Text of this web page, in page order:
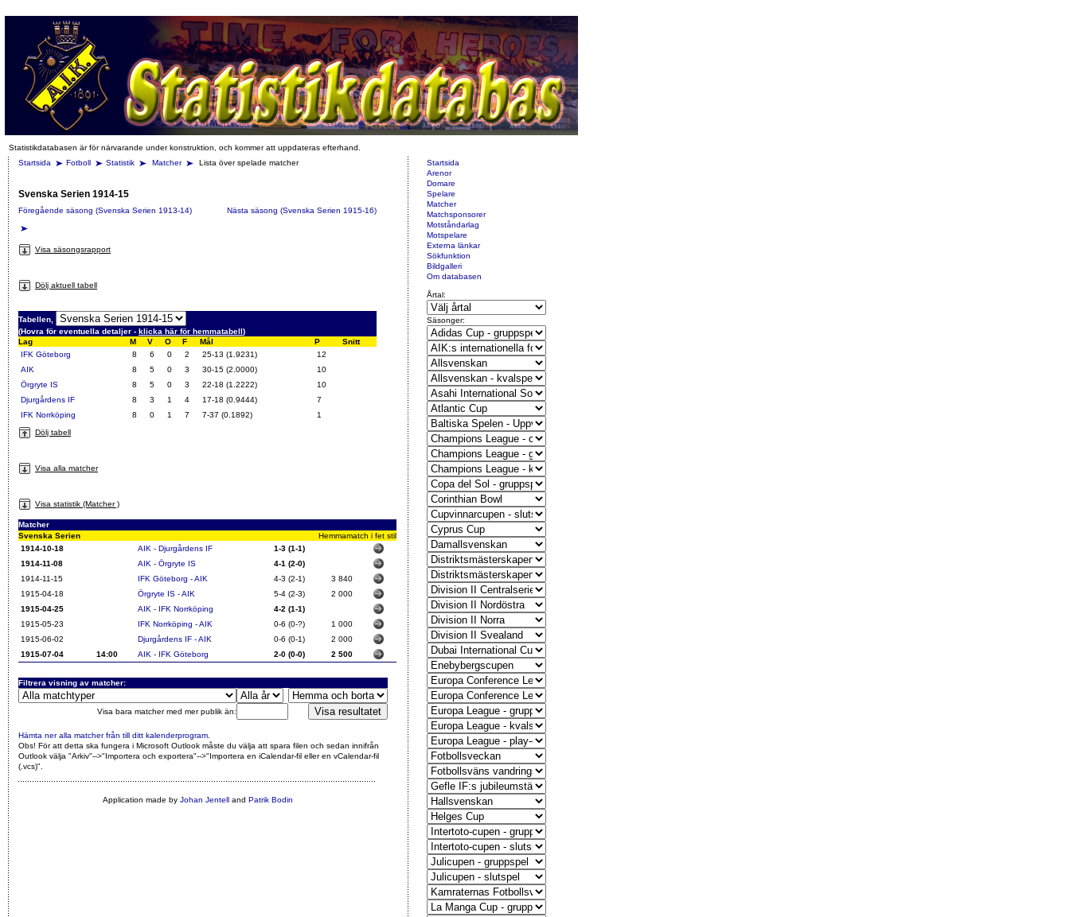
Statistikdatabasen är för närvarande under konstruktion, och kommer att uppdateras efterhand.
Startsida
Fotboll Statistik Matcher Lista över spelade matcher
Svenska Serien 1914-15
Föregående säsong (Svenska Serien 1913-14) Nästa säsong (Svenska Serien 1915-16)
Visa säsongsrapport
Dölj aktuell tabell
Tabellen,
(Hovra för eventuella detaljer - klicka här för hemmatabell)
Lag
M V O F Mål P
Snitt
IFK Göteborg
8 6 0 2 25-13 (1.9231)
12
AIK
8 5 0 3 30-15 (2.0000)
10
Örgryte IS
8 5 0 3 22-18 (1.2222)
10
Djurgårdens IF
8 3 1 4 17-18 (0.9444)
7
IFK Norrköping
8 0 1 7 7-37 (0.1892)
1
Dölj tabell
Visa alla matcher
Visa statistik (Matcher )
Matcher
Svenska Serien
Hemmamatch i fet stil
1914-10-18
AIK - Djurgårdens IF
1-3 (1-1)
1914-11-08
AIK - Örgryte IS
4-1 (2-0)
1914-11-15
IFK Göteborg - AIK 4-3 (2-1)
3 840
1915-04-18
Örgryte IS - AIK 5-4 (2-3)
2 000
1915-04-25
AIK - IFK Norrköping
4-2 (1-1)
1915-05-23
IFK Norrköping - AIK 0-6 (0-?)
1 000
1915-06-02
Djurgårdens IF - AIK 0-6 (0-1)
2 000
1915-07-04
14:00 AIK - IFK Göteborg 2-0 (0-0) 2 500
Filtrera visning av matcher:
Visa bara matcher med mer publik än:
Hämta ner alla matcher från till ditt kalenderprogram
Obs! För att detta ska fungera i Microsoft Outlook måste du välja att spara filen och sedan innifrån
Outlook välja "Arkiv"-->"Importera och exportera"-->"Importera en iCalendar-fil eller en vCalendar-fil
(.vcs)"
Application made by Johan Jentelland Patrik Bodin
Startsida
Arenor
Domare
Spelare
Matcher
Matchsponsorer
Motståndarlag
Motspelare
Externa länkar
Sökfunktion
Bildgalleri
Om databasen
Årtal:
Säsonger: